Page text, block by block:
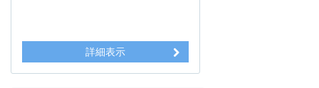
詳細表示